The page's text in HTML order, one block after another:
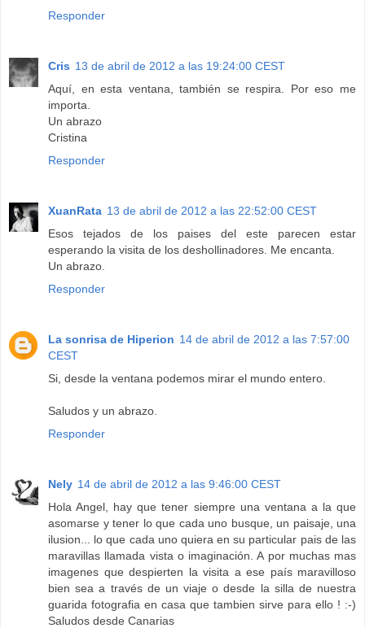
Responder
Cris 13 de abril de 2012 a las 19:24:00 CEST
Aquí, en esta ventana, también se respira. Por eso me
importa.
Un abrazo
Cristina
Responder
XuanRata 13 de abril de 2012 a las 22:52:00 CEST
Esos tejados de los paises del este parecen estar
esperando la visita de los deshollinadores. Me encanta.
Un abrazo.
Responder
La sonrisa de Hiperion 14 de abril de 2012 a las 7:57:00
CEST
Si, desde la ventana podemos mirar el mundo entero.
Saludos y un abrazo.
Responder
Nely 14 de abril de 2012 a las 9:46:00 CEST
Hola Angel, hay que tener siempre una ventana a la que
asomarse y tener lo que cada uno busque, un paisaje, una
ilusion... lo que cada uno quiera en su particular pais de las
maravillas llamada vista o imaginación. A por muchas mas
imagenes que despierten la visita a ese país maravilloso
bien sea a través de un viaje o desde la silla de nuestra
guarida fotografia en casa que tambien sirve para ello ! :-)
Saludos desde Canarias